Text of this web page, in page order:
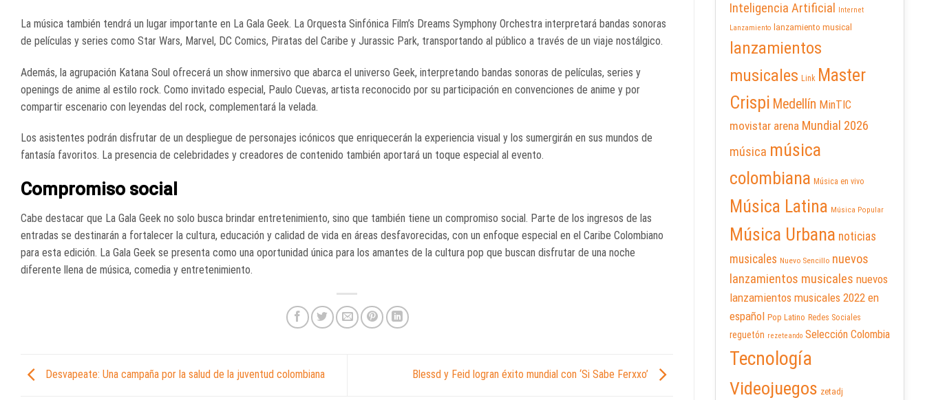
La música también tendrá un lugar importante en La Gala Geek. La Orquesta Sinfónica Film’s Dreams Symphony Orchestra interpretará bandas sonoras
de películas y series como Star Wars, Marvel, DC Comics, Piratas del Caribe y Jurassic Park, transportando al público a través de un viaje nostálgico.
Además, la agrupación Katana Soul ofrecerá un show inmersivo que abarca el universo Geek, interpretando bandas sonoras de películas, series y
openings de anime al estilo rock. Como invitado especial, Paulo Cuevas, artista reconocido por su participación en convenciones de anime y por
compartir escenario con leyendas del rock, complementará la velada.
Los asistentes podrán disfrutar de un despliegue de personajes icónicos que enriquecerán la experiencia visual y los sumergirán en sus mundos de
fantasía favoritos. La presencia de celebridades y creadores de contenido también aportará un toque especial al evento.
Compromiso social
Cabe destacar que La Gala Geek no solo busca brindar entretenimiento, sino que también tiene un compromiso social. Parte de los ingresos de las
entradas se destinarán a fortalecer la cultura, educación y calidad de vida en áreas desfavorecidas, con un enfoque especial en el Caribe Colombiano
para esta edición. La Gala Geek se presenta como una oportunidad única para los amantes de la cultura pop que buscan disfrutar de una noche
diferente llena de música, comedia y entretenimiento.
Desvapeate: Una campaña por la salud de la juventud colombiana Blessd y Feid logran éxito mundial con ‘Si Sabe Ferxxo’
Inteligencia Artificial
Internet
Lanzamiento
lanzamiento musical
lanzamientos
musicales Link Master
Crispi Medellín MinTIC
movistar arena Mundial 2026
música música
colombiana Música en vivo
Música Latina Música Popular
Música Urbana noticias
musicales Nuevo Sencillo nuevos
lanzamientos musicales nuevos
lanzamientos musicales 2022 en
español Pop Latino Redes Sociales
reguetón rezeteando Selección Colombia
Tecnología
Videojuegos zetadj